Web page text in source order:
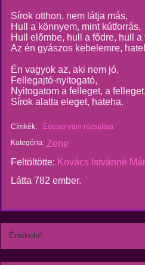
Sírok otthon, nem látja más,
Hull a könnyem, mint kútforrás,
Hull előmbe, hull a fődre, hull a
Az én gyászos kebelemre,
Én vagyok az, aki nem jó,
Fellegajtó-nyitogató,
Nyitogatom a felleget, a
Sírok alatta eleget, hateha.
Címkék:
Édesanyám rózsafája
Kategória: Zene
Feltöltötte: Kovács Istvánné
Látta 782 ember.
Értékeld!